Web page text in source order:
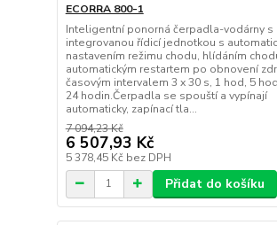
ECORRA 800-1
Inteligentní ponorná čerpadla-vodárny s
integrovanou řídicí jednotkou s
nastavením režimu chodu, hlídáním
automatickým restartem po obnovení
časovým intervalem 3 x 30 s, 1 hod, 5
24 hodin.Čerpadla se spouští a vypínají
automaticky, zapínací tla...
7 094,23 Kč
6 507,93 Kč
5 378,45 Kč bez DPH
Přidat do košíku